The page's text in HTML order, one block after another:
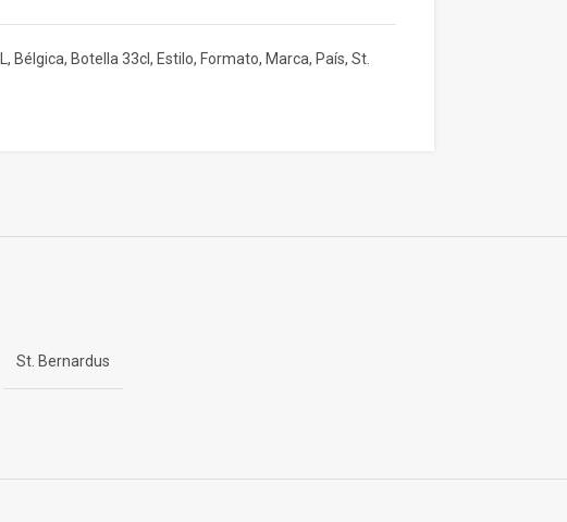
, Bélgica, Botella 33cl, Estilo, Formato, Marca, País, St.
St. Bernardus